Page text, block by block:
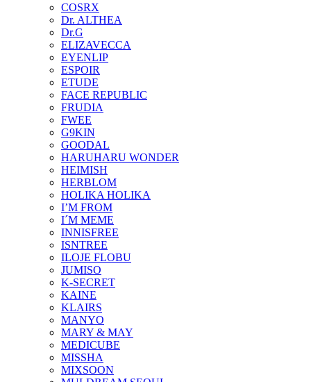
COSRX
Dr. ALTHEA
Dr.G
ELIZAVECCA
EYENLIP
ESPOIR
ETUDE
FACE REPUBLIC
FRUDIA
FWEE
G9KIN
GOODAL
HARUHARU WONDER
HEIMISH
HERBLOM
HOLIKA HOLIKA
I’M FROM
I´M MEME
INNISFREE
ISNTREE
ILOJE FLOBU
JUMISO
K-SECRET
KAINE
KLAIRS
MANYO
MARY & MAY
MEDICUBE
MISSHA
MIXSOON